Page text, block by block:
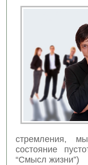
стремления,
состояние
“Смысл жизни”)